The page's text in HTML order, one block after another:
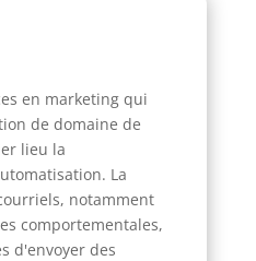
en marketing qui
de domaine de
lieu la
La
notamment
comportementales,
d'envoyer des